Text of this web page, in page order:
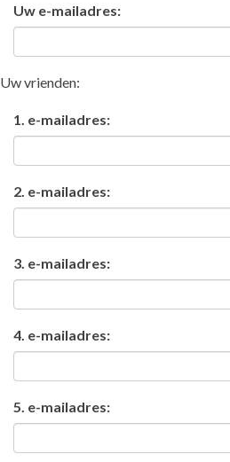
Uw e-mailadres:
Uw vrienden:
1. e-mailadres:
2. e-mailadres:
3. e-mailadres:
4. e-mailadres:
5. e-mailadres: